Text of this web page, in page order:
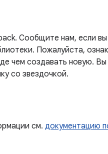
Сообщите нам, если
Пожалуйста,
чем создавать новую.
со звездочкой.
см. документацию